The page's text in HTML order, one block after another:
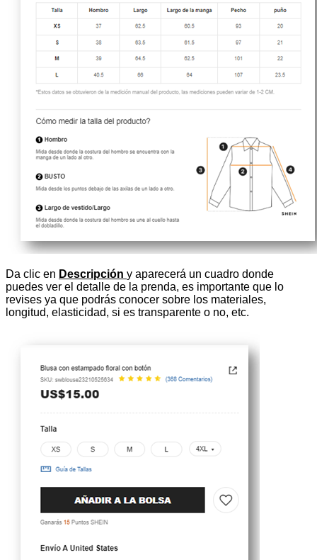
Da clic en Descripción y aparecerá un cuadro donde
puedes ver el detalle de la prenda, es importante que lo
revises ya que podrás conocer sobre los materiales,
longitud, elasticidad, si es transparente o no, etc.